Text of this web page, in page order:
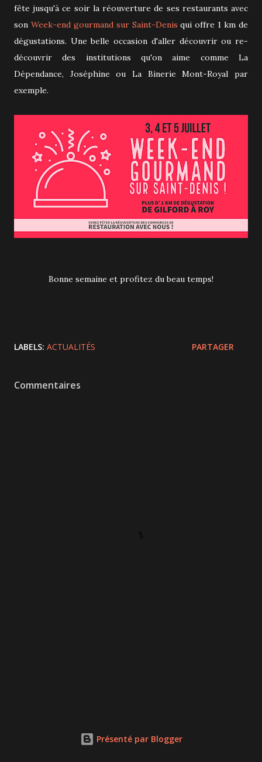
fête jusqu'à ce soir la réouverture de ses restaurants avec
son Week-end gourmand sur Saint-Denis qui offre 1 km de
dégustations. Une belle occasion d'aller découvrir ou re-
découvrir des institutions qu'on aime comme La
Dépendance, Joséphine ou La Binerie Mont-Royal par
exemple.
Bonne semaine et profitez du beau temps!
LABELS: ACTUALITÉS PARTAGER
Commentaires
Présenté par Blogger